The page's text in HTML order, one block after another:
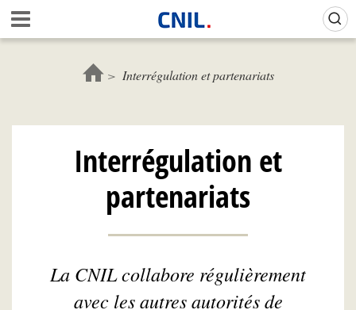
Aller
au
contenu
c
e
l
C
N
I
L
Interrégulation et partenariats
Interrégulation et
partenariats
La CNIL collabore régulièrement
avec les autres autorités de
Gestion de vos préférences sur les cookies (témoins de connexion)